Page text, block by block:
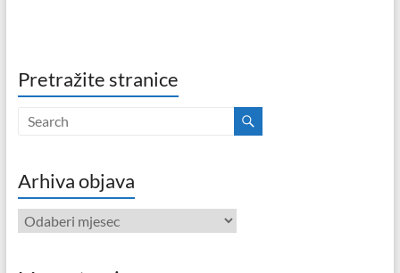
Pretražite stranice
Arhiva objava
Arhiva
objava